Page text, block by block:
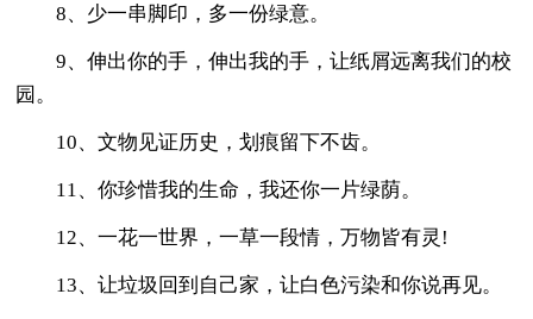
8、少一串脚印，多一份绿意。
9、伸出你的手，伸出我的手，让纸屑远离我们的校
园。
10、文物见证历史，划痕留下不齿。
11、你珍惜我的生命，我还你一片绿荫。
12、一花一世界，一草一段情，万物皆有灵!
13、让垃圾回到自己家，让白色污染和你说再见。